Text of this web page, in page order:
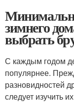
зимнего
выбрать
С каждым годом
популярнее.
разновидностей
следует изучить